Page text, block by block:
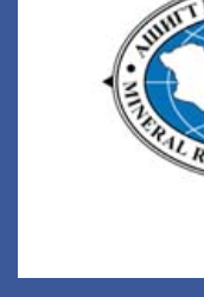
Монгол Улсын